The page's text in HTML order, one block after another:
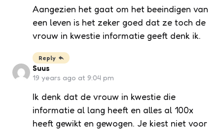
Aangezien het gaat om het beeindigen van
een leven is het zeker goed dat ze toch de
vrouw in kwestie informatie geeft denk ik.
Reply
Suus
19 years ago at 9:04 pm
Ik denk dat de vrouw in kwestie die
informatie al lang heeft en alles al 100x
heeft gewikt en gewogen. Je kiest niet voor